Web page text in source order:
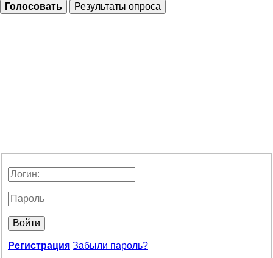
Голосовать
Результаты опроса
Войти
Регистрация Забыли пароль?